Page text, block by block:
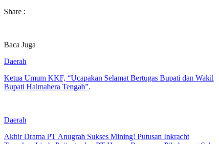
Share :
Baca Juga
Daerah
Ketua Umum KKF, “Ucapakan Selamat Bertugas Bupati dan Wakil
Bupati Halmahera Tengah”.
Daerah
Akhir Drama PT Anugrah Sukses Mining! Putusan Inkracht